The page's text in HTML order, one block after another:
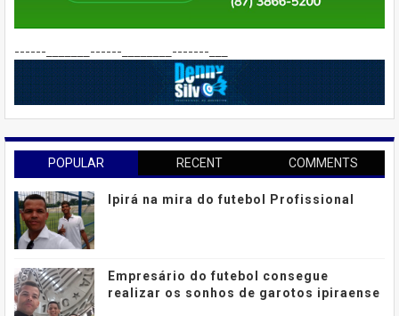
------_______------________-------___
POPULAR RECENT COMMENTS
Ipirá na mira do futebol Profissional
Empresário do futebol consegue
realizar os sonhos de garotos ipiraense